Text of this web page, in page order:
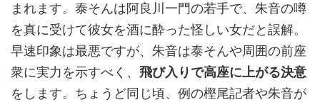
まれます。泰そんは阿良川一門の若手で、朱音の噂
を真に受けて彼女を酒に酔った怪しい女だと誤解。
早速印象は最悪ですが、朱音は泰そんや周囲の前座
衆に実力を示すべく、 飛び入りで高座に上がる決意
をします。ちょうど同じ頃、例の樫尾記者や朱音が